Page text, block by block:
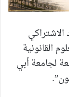
الاشتراكي
القانونية
لجامعة أبي